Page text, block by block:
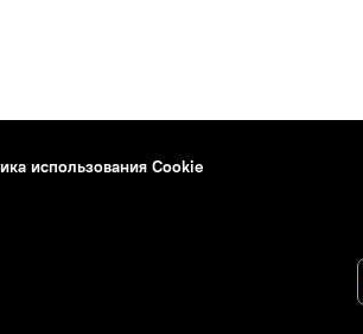
использования Cookie